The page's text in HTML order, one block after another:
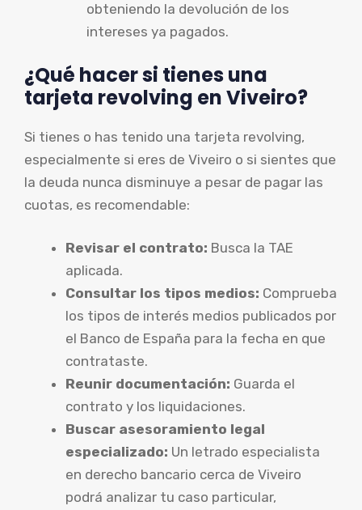
obteniendo la devolución de los
intereses ya pagados.
¿Qué hacer si tienes una
tarjeta revolving en Viveiro?
Si tienes o has tenido una tarjeta revolving,
especialmente si eres de Viveiro o si sientes que
la deuda nunca disminuye a pesar de pagar las
cuotas, es recomendable:
Revisar el contrato: Busca la TAE
aplicada.
Consultar los tipos medios: Comprueba
los tipos de interés medios publicados por
el Banco de España para la fecha en que
contrataste.
Reunir documentación: Guarda el
contrato y los liquidaciones.
Buscar asesoramiento legal
especializado: Un letrado especialista
en derecho bancario cerca de Viveiro
podrá analizar tu caso particular,